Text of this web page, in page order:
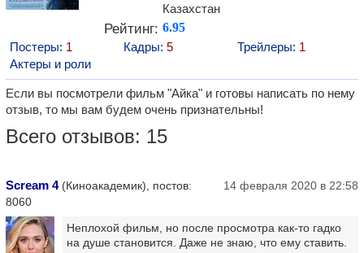
Казахстан
Рейтинг: 6.95
Постеры: 1 Кадры: 5 Трейлеры: 1
Актеры и роли
Если вы посмотрели фильм "Айка" и готовы написать по нему
отзыв, то мы вам будем очень признательны!
Всего отзывов: 15
Scream 4(Киноакадемик), постов:
8060
14 февраля 2020 в 22:58
Неплохой фильм, но после просмотра как-то гадко
на душе становится. Даже не знаю, что ему ставить.